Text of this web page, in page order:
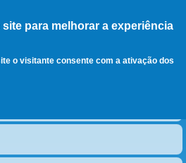
para melhorar a experiência
o visitante consente com a ativação dos
, ir para a
página principal
da visão diferente